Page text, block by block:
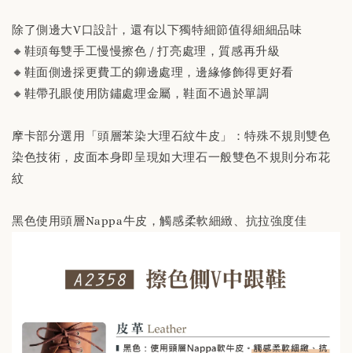
NT$ 190
NT$ 230
-
除了側邊大V口設計，還有以下獨特細節值得細細品味
🔸鞋頭每雙手工慢慢擦色 / 打亮處理，質感再升級
🔸鞋面側邊採更費工的鉚邊處理，邊緣修飾得更好看
🔸鞋帶孔眼使用防鏽處理金屬，鞋面不過於單調
摩卡部分選用「頭層苯染大理石紋牛皮」：特殊不規則雙色
染色技術，皮面本身即呈現如大理石一般雙色不規則分布花
紋
黑色使用頭層Nappa牛皮，觸感柔軟細緻、抗拉強度佳